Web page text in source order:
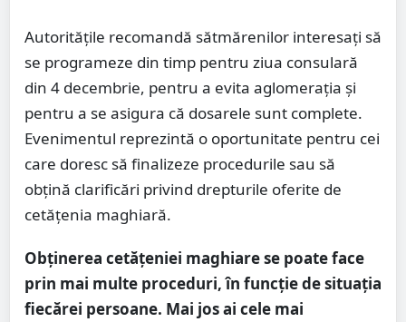
Autoritățile recomandă sătmărenilor interesați să
se programeze din timp pentru ziua consulară
din 4 decembrie, pentru a evita aglomerația și
pentru a se asigura că dosarele sunt complete.
Evenimentul reprezintă o oportunitate pentru cei
care doresc să finalizeze procedurile sau să
obțină clarificări privind drepturile oferite de
cetățenia maghiară.
Obținerea cetățeniei maghiare se poate face
prin mai multe proceduri, în funcție de situația
fiecărei persoane. Mai jos ai cele mai